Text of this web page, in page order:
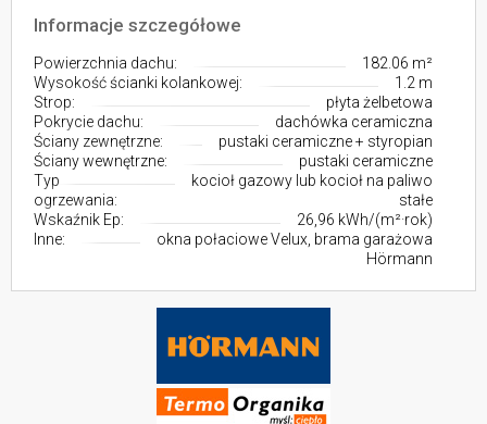
Informacje szczegółowe
Powierzchnia dachu:
182.06 m²
Wysokość ścianki kolankowej:
1.2 m
Strop:
płyta żelbetowa
Pokrycie dachu:
dachówka ceramiczna
Ściany zewnętrzne:
pustaki ceramiczne + styropian
Ściany wewnętrzne:
pustaki ceramiczne
Typ
ogrzewania:
kocioł gazowy lub kocioł na paliwo
stałe
Wskaźnik Ep:
26,96 kWh/(m²·rok)
Inne:
okna połaciowe Velux, brama garażowa
Hörmann